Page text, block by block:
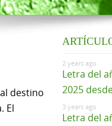
destino
El
2 years ago
Letra del
2025
3 years ago
Letra del